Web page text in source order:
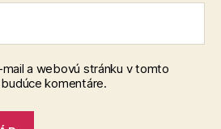
a webovú stránku v tomto
komentáre.